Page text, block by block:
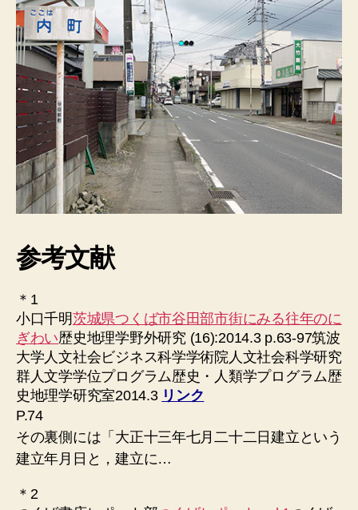
参考文献
＊1
小口千明茨城県つくば市谷田部市街にみる往年のに
ぎわい歴史地理学野外研究 (16):2014.3 p.63-97筑波
大学人文社会ビジネス科学学術院人文社会科学研究
群人文学学位プログラム歴史・人類学プログラム歴
史地理学研究室2014.3 リンク
P.74
その裏側には「大正十三年七月二十二日建立という
建立年月日と，建立に…
＊2